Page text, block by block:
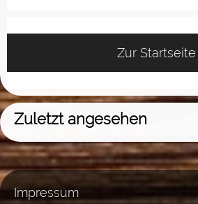
Zur Startseite
Zuletzt angesehen
Impressum